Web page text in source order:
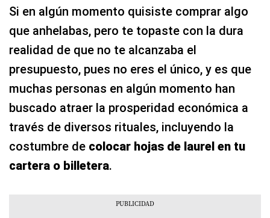
Si en algún momento quisiste comprar algo
que anhelabas, pero te topaste con la dura
realidad de que no te alcanzaba el
presupuesto, pues no eres el único, y es que
muchas personas en algún momento han
buscado atraer la prosperidad económica a
través de diversos rituales, incluyendo la
costumbre de colocar hojas de laurel en tu
cartera o billetera.